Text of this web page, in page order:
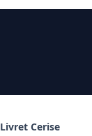
Livret Cerise